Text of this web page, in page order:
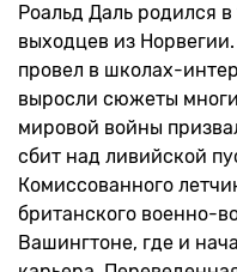
Роальд Даль родился в
выходцев из
провел в школах-
выросли сюжеты
мировой войны
сбит над ливийской
Комиссованного
британского военно-
Вашингтоне, где и